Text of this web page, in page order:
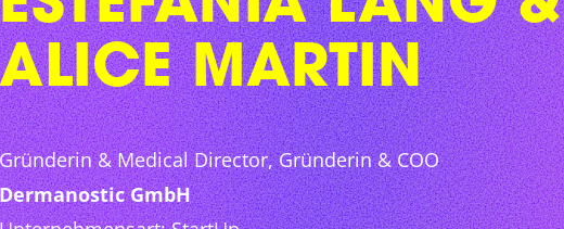
ALICE MARTIN
Gründerin & Medical Director, Gründerin & COO
Dermanostic GmbH